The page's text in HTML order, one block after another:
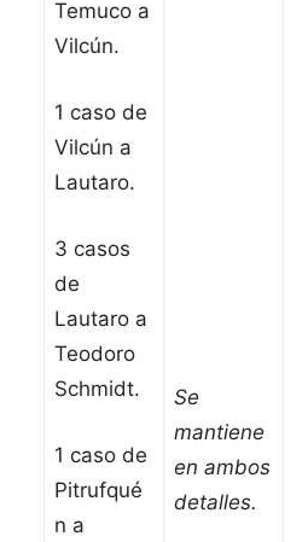
Temuco a
Vilcún.
1 caso de
Vilcún a
Lautaro.
3 casos
de
Lautaro a
Teodoro
Schmidt.
1 caso de
Pitrufqué
n a
Se
mantiene
en ambos
detalles.